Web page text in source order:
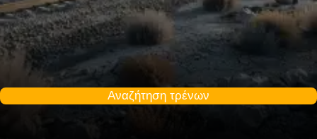
Αναζήτηση τρένων